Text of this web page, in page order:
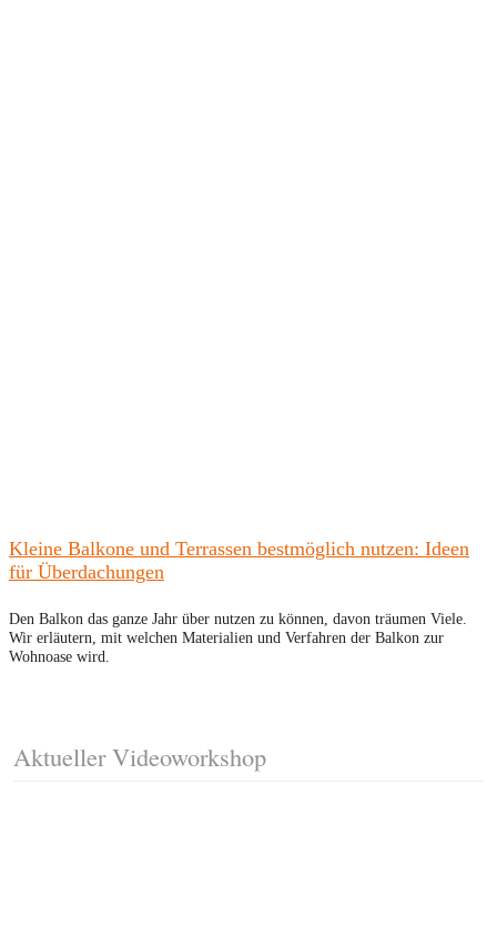
Kleine Balkone und Terrassen bestmöglich nutzen: Ideen
für Überdachungen
Den Balkon das ganze Jahr über nutzen zu können, davon träumen Viele.
Wir erläutern, mit welchen Materialien und Verfahren der Balkon zur
Wohnoase wird.
Aktueller Videoworkshop